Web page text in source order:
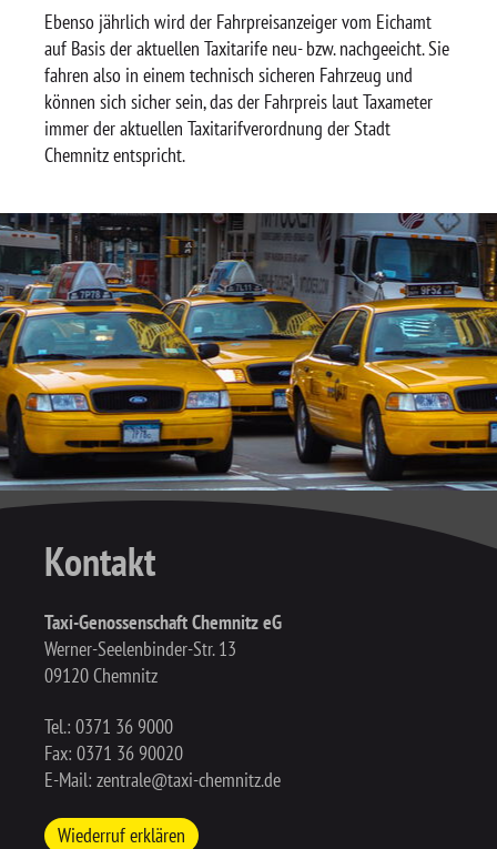
Ebenso jährlich wird der Fahrpreisanzeiger vom Eichamt
auf Basis der aktuellen Taxitarife neu- bzw. nachgeeicht. Sie
fahren also in einem technisch sicheren Fahrzeug und
können sich sicher sein, das der Fahrpreis laut Taxameter
immer der aktuellen Taxitarifverordnung der Stadt
Chemnitz entspricht.
Kontakt
Taxi-Genossenschaft Chemnitz eG
Werner-Seelenbinder-Str. 13
09120 Chemnitz
Tel.: 0371 36 9000
Fax: 0371 36 90020
E-Mail: zentrale@taxi-chemnitz.de
Wiederruf erklären